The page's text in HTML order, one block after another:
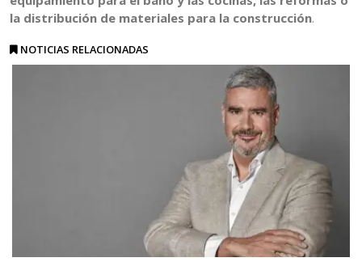
la distribución de materiales para la construcción.
NOTICIAS RELACIONADAS